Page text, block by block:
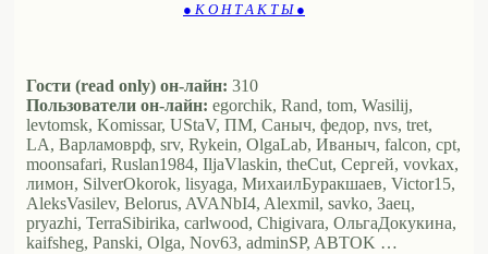
● К О Н Т А К Т Ы ●
Гости (read only) он-лайн: 310
Пользователи он-лайн: egorchik, Rand, tom, Wasilij,
levtomsk, Komissar, UStaV, ПМ, Саныч, федор, nvs, tret,
LA, Варламоврф, srv, Rykein, OlgaLab, Иваныч, falcon, cpt,
moonsafari, Ruslan1984, IljaVlaskin, theCut, Сергей, vovkax,
лимон, SilverOkorok, lisyaga, МихаилБуракшаев, Victor15,
AleksVasilev, Belorus, AVANbI4, Alexmil, savko, Заец,
pryazhi, TerraSibirika, carlwood, Chigivara, ОльгаДокукина,
kaifsheg, Panski, Olga, Nov63, adminSP, ABTOK …